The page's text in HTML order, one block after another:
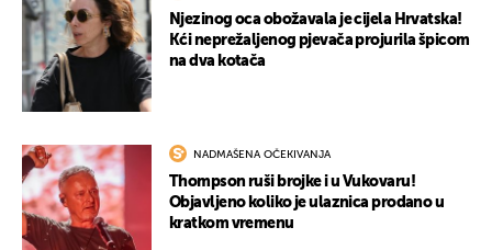
Njezinog oca obožavala je cijela Hrvatska!
Kći neprežaljenog pjevača projurila špicom
na dva kotača
NADMAŠENA OČEKIVANJA
Thompson ruši brojke i u Vukovaru!
Objavljeno koliko je ulaznica prodano u
kratkom vremenu